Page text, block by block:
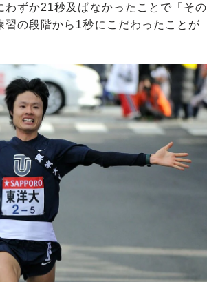
ずか21秒及ばなかったことで「その
の段階から1秒にこだわったことが